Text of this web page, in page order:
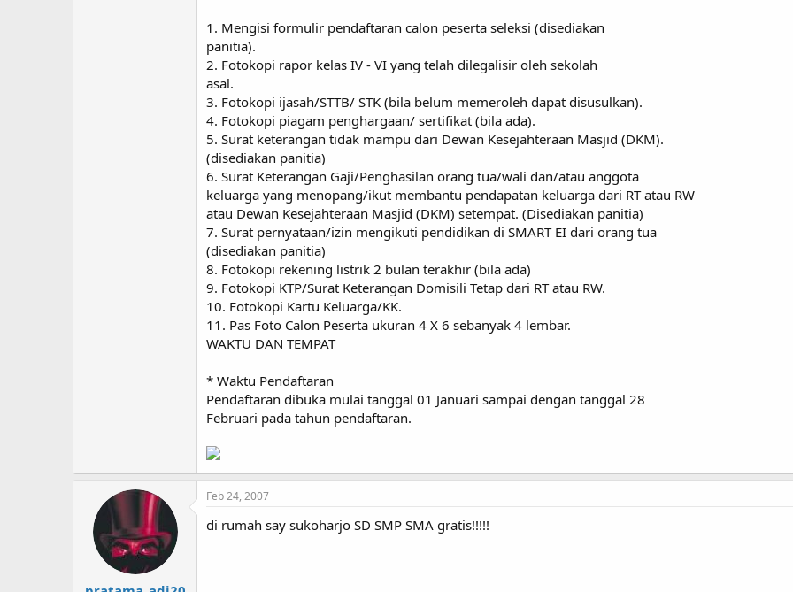
1. Mengisi formulir pendaftaran calon peserta seleksi (disediakan
panitia).
2. Fotokopi rapor kelas IV - VI yang telah dilegalisir oleh sekolah
asal.
3. Fotokopi ijasah/STTB/ STK (bila belum memeroleh dapat disusulkan).
4. Fotokopi piagam penghargaan/ sertifikat (bila ada).
5. Surat keterangan tidak mampu dari Dewan Kesejahteraan Masjid (DKM).
(disediakan panitia)
6. Surat Keterangan Gaji/Penghasilan orang tua/wali dan/atau anggota
keluarga yang menopang/ikut membantu pendapatan keluarga dari RT atau RW
atau Dewan Kesejahteraan Masjid (DKM) setempat. (Disediakan panitia)
7. Surat pernyataan/izin mengikuti pendidikan di SMART EI dari orang tua
(disediakan panitia)
8. Fotokopi rekening listrik 2 bulan terakhir (bila ada)
9. Fotokopi KTP/Surat Keterangan Domisili Tetap dari RT atau RW.
10. Fotokopi Kartu Keluarga/KK.
11. Pas Foto Calon Peserta ukuran 4 X 6 sebanyak 4 lembar.
WAKTU DAN TEMPAT
* Waktu Pendaftaran
Pendaftaran dibuka mulai tanggal 01 Januari sampai dengan tanggal 28
Februari pada tahun pendaftaran.
Feb 24, 2007
di rumah say sukoharjo SD SMP SMA gratis!!!!!